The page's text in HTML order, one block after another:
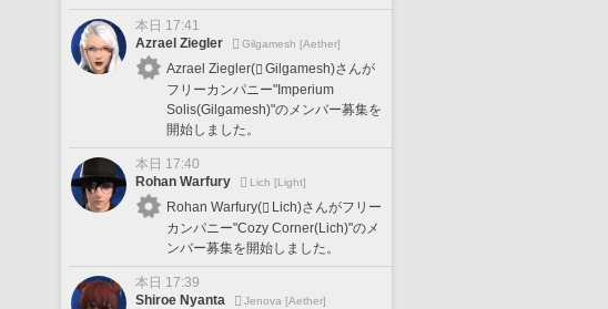
本日 17:41
Azrael Ziegler
Gilgamesh [Aether]
Azrael Ziegler(
Gilgamesh)さんが
フリーカンパニー"Imperium
Solis(Gilgamesh)"のメンバー募集を
開始しました。
本日 17:40
Rohan Warfury
Lich [Light]
Rohan Warfury(
Lich)さんがフリー
カンパニー"Cozy Corner(Lich)"のメ
ンバー募集を開始しました。
本日 17:39
Shiroe Nyanta
Jenova [Aether]